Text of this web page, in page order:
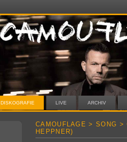
DISKOGRAFIE LIVE ARCHIV
CAMOUFLAGE > SONG
HEPPNER)